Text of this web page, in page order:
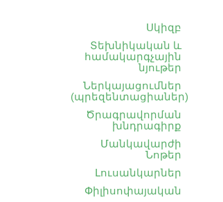
Սկիզբ
Տեխնիկական և
համակարգչային
նյութեր
Ներկայացումներ
(պրեզենտացիաներ)
Ծրագրավորման
խնդրագիրք
Մանկավարժի
Նոթեր
Լուսանկարներ
Փիլիսոփայական